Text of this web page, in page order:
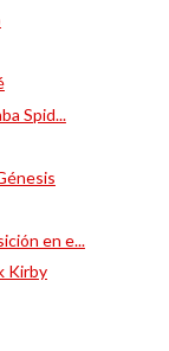
Spid...
en e...
Kirby